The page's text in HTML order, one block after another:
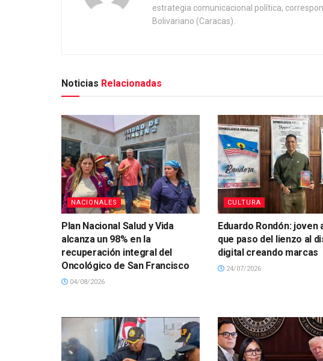
estrategia comunicacional política,
Bolivariano (Caracas).
Noticias Relacionadas
NACIONALES
Plan Nacional Salud y Vida
alcanza un 98% en la
recuperación integral del
Oncológico de San Francisco
04/08/2026
CULTURA
Eduardo Rondón: joven
que paso del lienzo al
digital creando marcas
24/07/2026